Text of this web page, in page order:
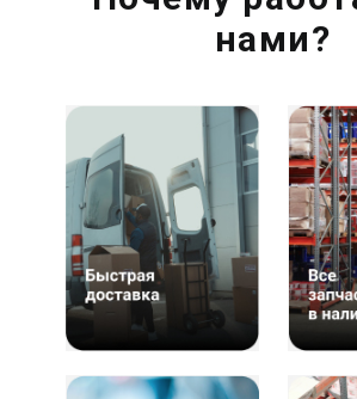
нами?